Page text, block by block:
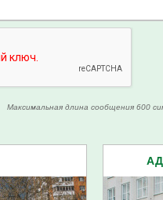
Максимальная длина сообщения 600